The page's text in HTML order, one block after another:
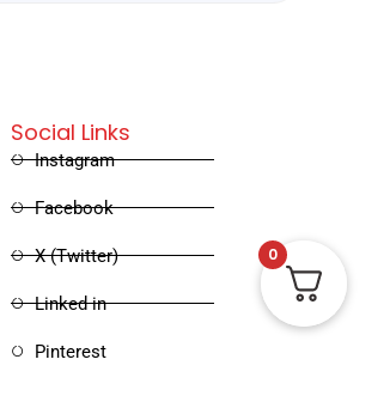
Social Links
Instagram
Facebook
X (Twitter)
Linked in
Pinterest
0